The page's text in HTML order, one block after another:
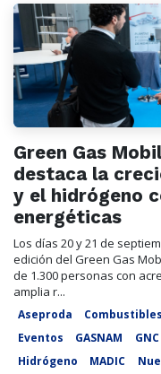
Green Gas
destaca la
y el hidrógeno
energéticas
Los días 20 y 21 de
edición del Green Gas
de 1.300 personas con
amplia r...
Aseproda
Eventos
GASNAM GNC
Hidrógeno
MADIC